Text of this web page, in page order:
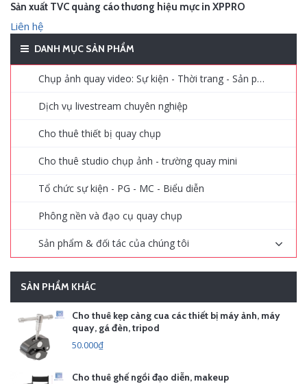
Sản xuất TVC quảng cáo thương hiệu mực in XPPRO
Liên hệ
DANH MỤC SẢN PHẨM
Chụp ảnh quay video: Sự kiện - Thời trang - Sản phẩm - Quảng cáo
Dịch vụ livestream chuyên nghiệp
Cho thuê thiết bị quay chụp
Cho thuê studio chụp ảnh - trường quay mini
Tổ chức sự kiện - PG - MC - Biểu diễn
Phông nền và đạo cụ quay chụp
Sản phẩm & đối tác của chúng tôi
SẢN PHẨM KHÁC
Cho thuê kẹp càng cua các thiết bị máy ảnh, máy
quay, gá đèn, tripod
50.000₫
Cho thuê ghế ngồi đạo diễn, makeup